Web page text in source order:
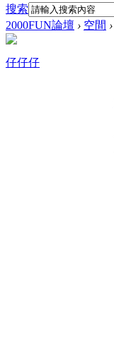
搜索
2000FUN論壇 › 空間 ›
仔仔仔